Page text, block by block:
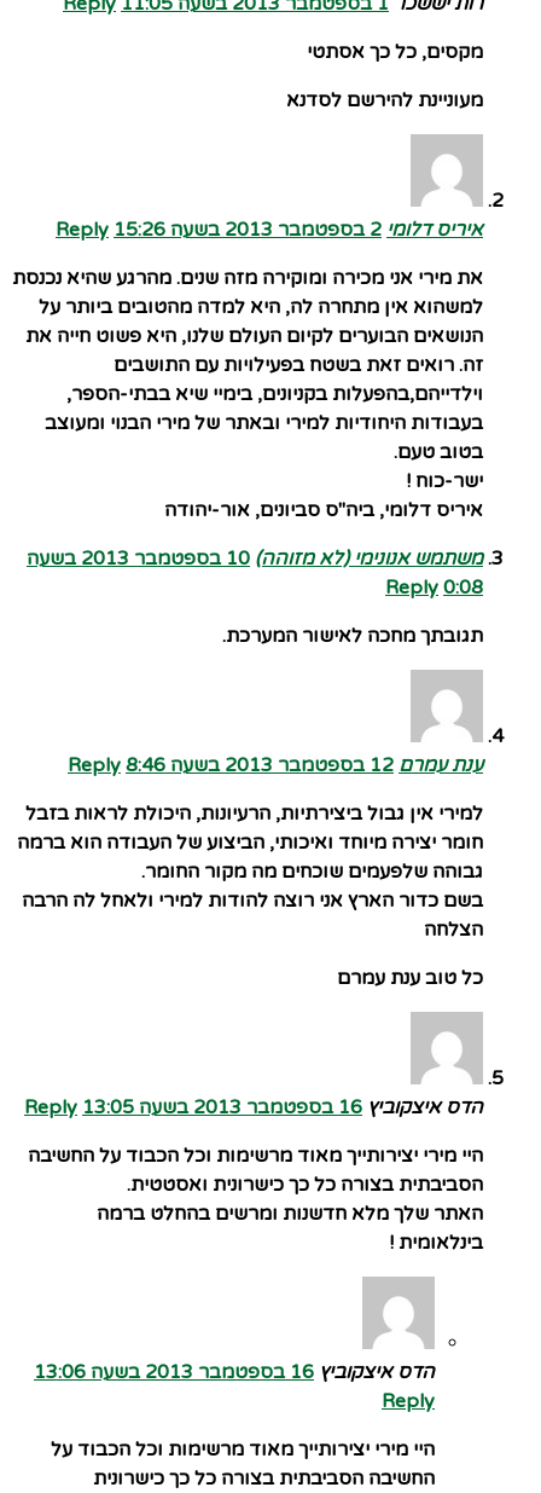
מקסים, כל כך אסתטי
מעוניינת להירשם לסדנא
איריס דלומי 2 בספטמבר 2013 בשעה 15:26
Reply
את מירי אני מכירה ומוקירה מזה שנים. מהרגע שהיא נכנסת
למשהוא אין מתחרה לה, היא למדה מהטובים ביותר על
הנושאים הבוערים לקיום העולם שלנו, היא פשוט חייה את
זה. רואים זאת בשטח בפעילויות עם התושבים
וילדייהם,בהפעלות בקניונים, בימיי שיא בבתי-הספר,
בעבודות היחודיות למירי ובאתר של מירי הבנוי ומעוצב
בטוב טעם.
ישר-כוח !
איריס דלומי, ביה"ס סביונים, אור-יהודה
משתמש אנונימי (לא מזוהה)
10 בספטמבר 2013 בשעה
0:08
Reply
תגובתך מחכה לאישור המערכת.
ענת עמרם 12 בספטמבר 2013 בשעה 8:46
Reply
למירי אין גבול ביצירתיות, הרעיונות, היכולת לראות בזבל
חומר יצירה מיוחד ואיכותי, הביצוע של העבודה הוא ברמה
גבוהה שלפעמים שוכחים מה מקור החומר.
בשם כדור הארץ אני רוצה להודות למירי ולאחל לה הרבה
הצלחה
כל טוב ענת עמרם
הדס איצקוביץ 16 בספטמבר 2013 בשעה 13:05
Reply
היי מירי יצירותייך מאוד מרשימות וכל הכבוד על החשיבה
הסביבתית בצורה כל כך כישרונית ואסטטית.
האתר שלך מלא חדשנות ומרשים בהחלט ברמה
בינלאומית !
הדס איצקוביץ 16 בספטמבר 2013 בשעה 13:06
Reply
היי מירי יצירותייך מאוד מרשימות וכל הכבוד על
החשיבה הסביבתית בצורה כל כך כישרונית